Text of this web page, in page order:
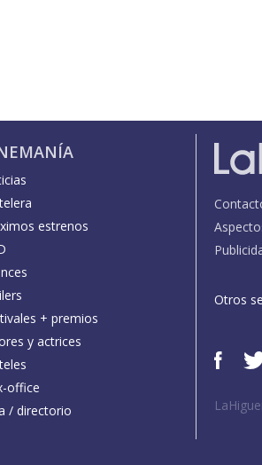
estrenos
+ premios
y actrices
office
/ directorio
Otros